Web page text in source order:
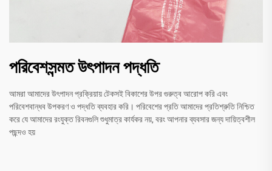
পরিবেশসন্মত উৎপাদন পদ্ধতি
আমরা আমাদের উৎপাদন প্রক্রিয়ায় টেকসই বিকাশের উপর গুরুত্ব আরোপ করি এবং
পরিবেশবান্ধব উপকরণ ও পদ্ধতি ব্যবহার করি। পরিবেশের প্রতি আমাদের প্রতিশ্রুতি নিশ্চিত
করে যে আমাদের রংযুক্ত রিবনগুলি শুধুমাত্র কার্যকর নয়, বরং আপনার ব্যবসার জন্য দায়িত্বশীল
পছন্দও হয়